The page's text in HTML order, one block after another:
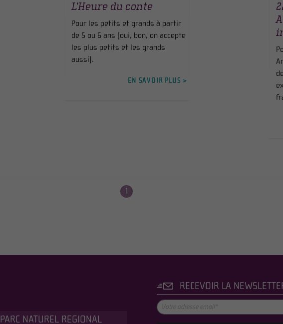
L’Heure du conte
Pour les petits et grands à partir
de 5 ou 6 ans (oui, bon, on accepte
les plus petits et les grands
aussi).
EN SAVOIR PLUS >
1
PARC NATUREL REGIONAL
RECEVOIR LA